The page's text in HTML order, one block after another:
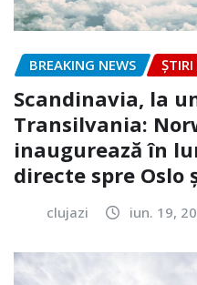
BREAKING NEWS ȘTIRI
Scandinavia, la
Transilvania:
inaugurează în
directe spre Oslo
clujazi iun. 19,